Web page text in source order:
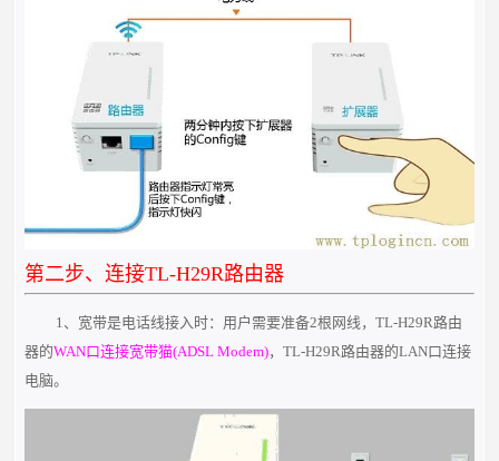
第二步、连接TL-H29R路由器
1、宽带是电话线接入时：用户需要准备2根网线，TL-H29R路由
器的WAN口连接宽带猫(ADSL Modem)，TL-H29R路由器的LAN口连接
电脑。